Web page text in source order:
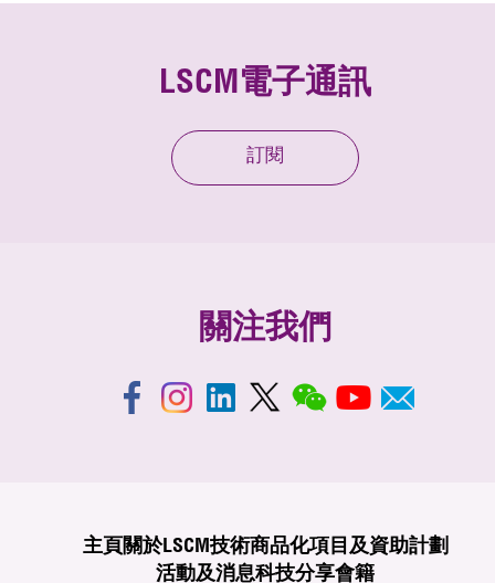
LSCM電子通訊
訂閱
關注我們
主頁 關於LSCM技術商品化項目及資助計劃
活動及消息科技分享會籍